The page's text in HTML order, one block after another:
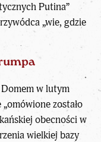
Putina”
„wie, gdzie
w lutym
zostało
obecności w
wielkiej bazy